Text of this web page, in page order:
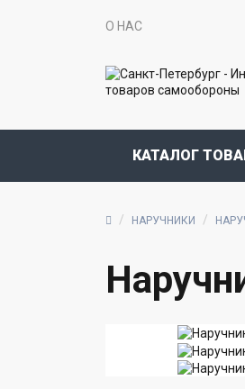
О НАС
КАТАЛОГ
НАРУЧНИКИ